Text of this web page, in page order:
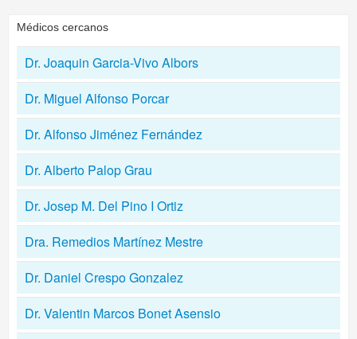
Médicos cercanos
Dr. Joaquin Garcia-Vivo Albors
Dr. Miguel Alfonso Porcar
Dr. Alfonso Jiménez Fernández
Dr. Alberto Palop Grau
Dr. Josep M. Del Pino I Ortiz
Dra. Remedios Martínez Mestre
Dr. Daniel Crespo Gonzalez
Dr. Valentin Marcos Bonet Asensio